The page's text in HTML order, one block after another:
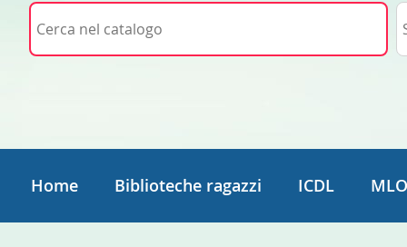
Cerca su "Cerca nel catalogo"
Home Biblioteche ragazzi ICDL